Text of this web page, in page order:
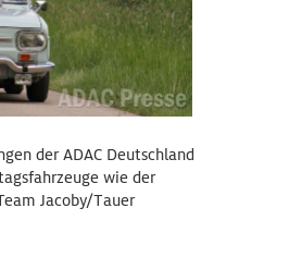
der ADAC Deutschland
wie der
Jacoby/Tauer